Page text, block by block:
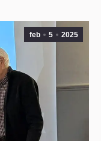
feb 5 2025